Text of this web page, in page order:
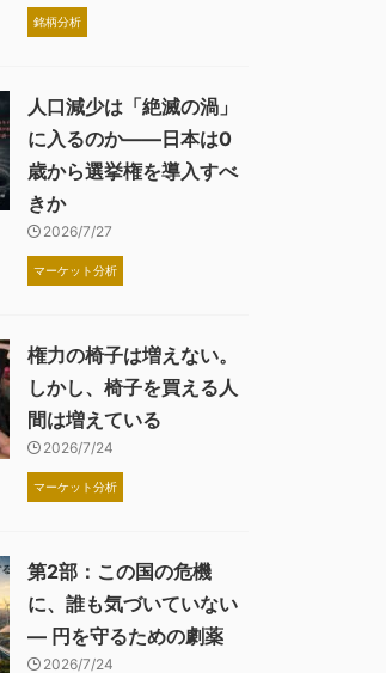
銘柄分析
人口減少は「絶滅の渦」
に入るのか――日本は0
歳から選挙権を導入すべ
きか
2026/7/27
マーケット分析
権力の椅子は増えない。
しかし、椅子を買える人
間は増えている
2026/7/24
マーケット分析
第2部：この国の危機
に、誰も気づいていない
― 円を守るための劇薬
2026/7/24